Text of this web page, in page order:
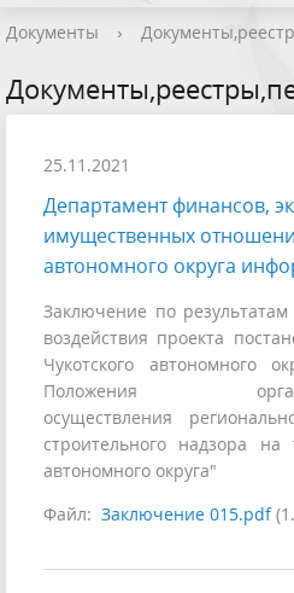
Документы ›
25.11.2021
Департамент финансов,
имущественных
автономного округа
Заключение по
воздействия проекта
Чукотского автономного
Положения
осуществления
строительного надзора на
автономного округа"
Файл: Заключение 015.pdf